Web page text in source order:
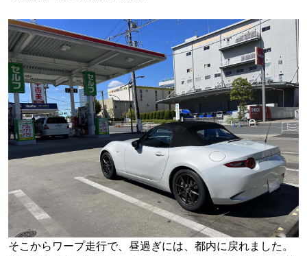
そこからワープ走行で、昼過ぎには、都内に戻れました。